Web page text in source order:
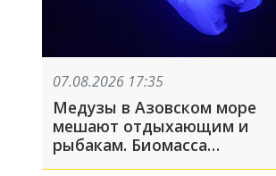
07.08.2026 17:35
Медузы в Азовском море
мешают отдыхающим и
рыбакам. Биомасса
достигает миллионов тонн